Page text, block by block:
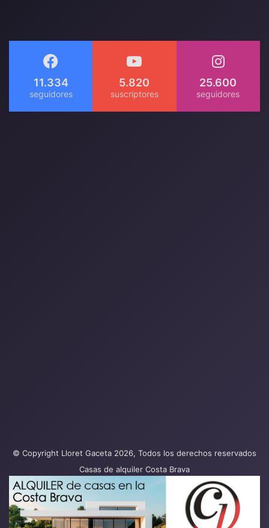
11.334 5.820 25.600
© Copyright Lloret Gaceta 2026, Todos los derechos reservados
Casas de alquiler Costa Brava